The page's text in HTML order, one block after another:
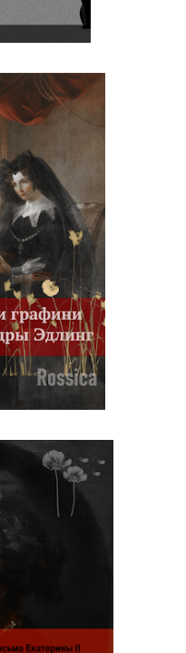
Скарлатовна
неизданной
1829 года
Екатерины II
Гротгус 1770-